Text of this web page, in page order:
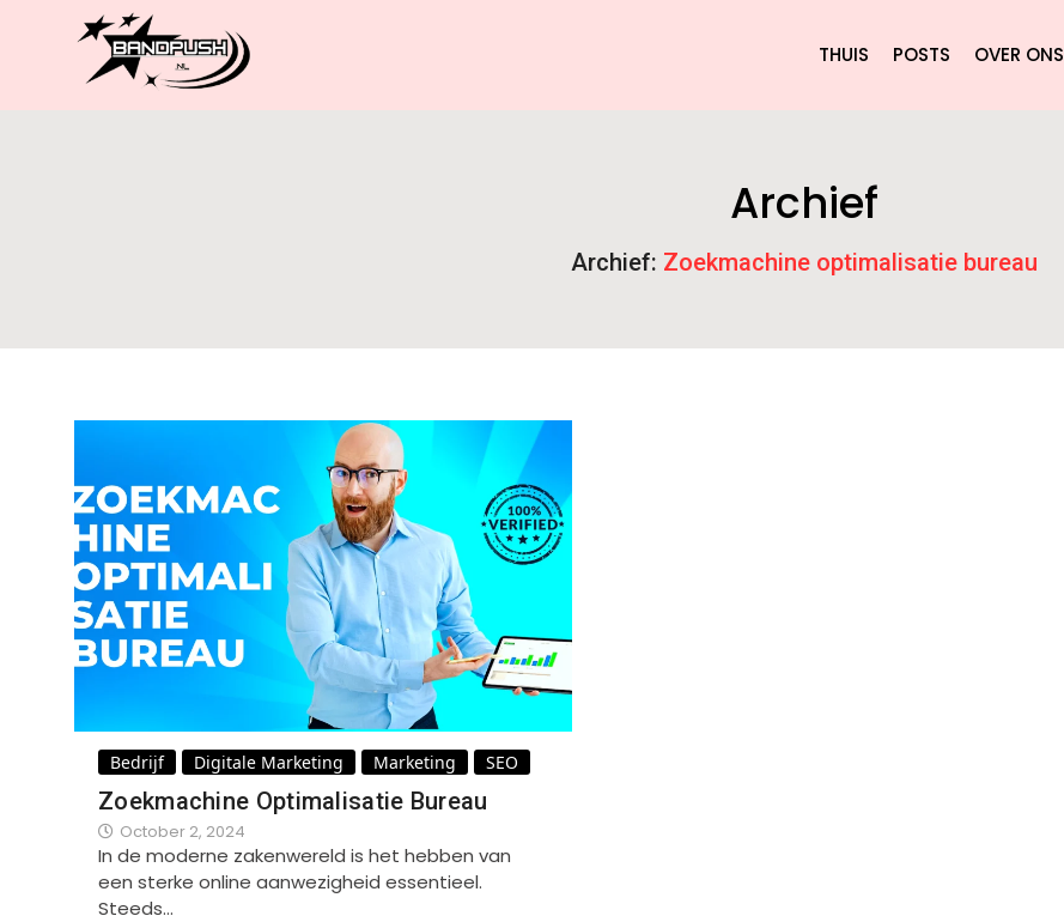
THUIS POSTS OVER ONS
Archief
Archief: Zoekmachine optimalisatie bureau
Bedrijf Digitale Marketing Marketing SEO
Zoekmachine Optimalisatie Bureau
October 2, 2024
In de moderne zakenwereld is het hebben van
een sterke online aanwezigheid essentieel.
Steeds…